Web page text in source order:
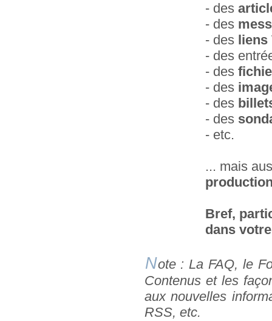
- des
- des
- des liens
- des
- des
- des
- des
- des
- etc.
... mais
Bref,
dans
Note : La FAQ, le
Contenus et les
aux nouvelles
RSS, etc.